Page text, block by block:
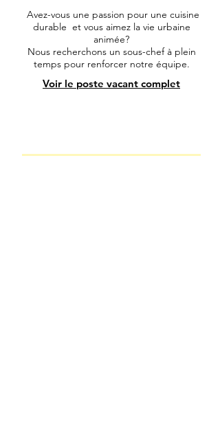
Avez-vous une passion pour une cuisine
durable et vous aimez la vie urbaine
animée?
Nous recherchons un sous-chef à plein
temps pour renforcer notre équipe.
Voir le poste vacant complet